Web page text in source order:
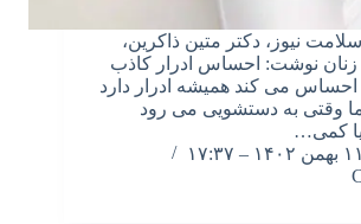
نیوز، دکتر متین ذاکرین،
نوشت: احساس ادرار کاذب
می کند همیشه ادرار دارد
وقتی به دستشویی می رود
یا کمی…